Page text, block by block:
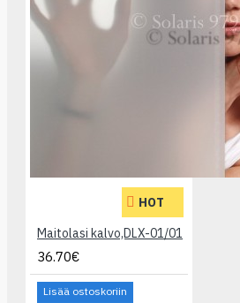
HOT
Maitolasi kalvo,DLX-01/01
36.70€
Lisää ostoskoriin